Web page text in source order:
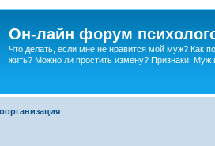
Он-лайн форум
Что делать, если мне не нравится мой муж? Как
жить? Можно ли простить измену? Признаки. Муж